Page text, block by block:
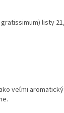
listy
veľmi